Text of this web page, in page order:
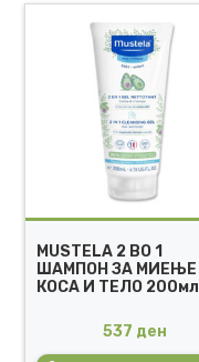
MUSTELA 2 ВО 1
ШАМПОН ЗА МИЕЊЕ
КОСА И ТЕЛО 200мл
537 ден